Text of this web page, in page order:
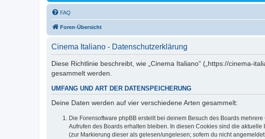
FAQ
Foren-Übersicht
Cinema Italiano - Datenschutzerklärung
Diese Richtlinie beschreibt, wie „Cinema Italiano“ („https://cinema-
gesammelt werden.
UMFANG UND ART DER DATENSPEICHERUNG
Deine Daten werden auf vier verschiedene Arten gesammelt:
Die Forensoftware phpBB erstellt bei deinem Besuch des Boards
Aufrufen des Boards erhalten bleiben. In diesen Cookies sind die
(zur Markierung dieser als gelesen/ungelesen; sofern du nicht